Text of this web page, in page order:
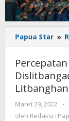
Papua Star »
Litbanghan
Maret 29, 2022 -
oleh Redaksi :